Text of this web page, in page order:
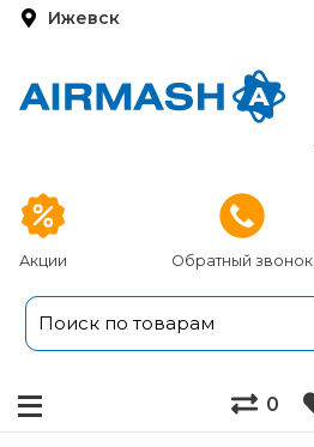
Ижевск
Акции Обратный звонок
0